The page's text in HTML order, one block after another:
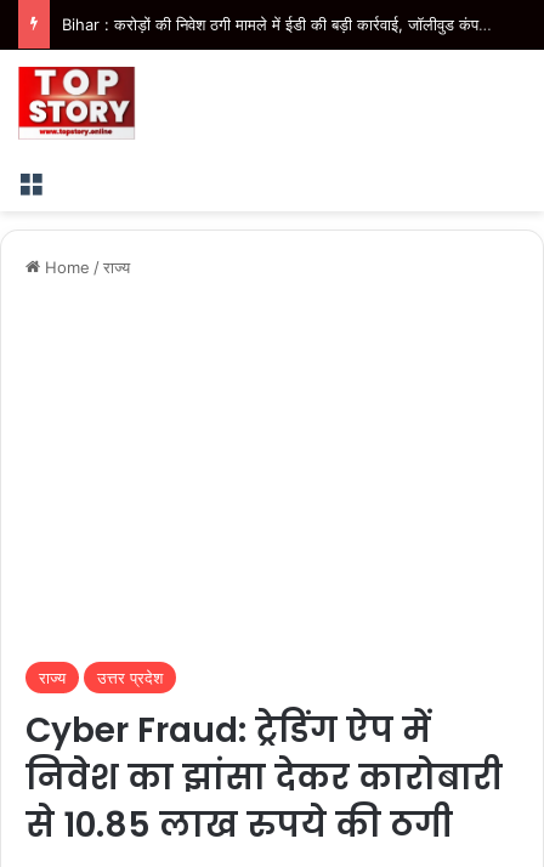
Bihar : करोड़ों की निवेश ठगी मामले में ईडी की बड़ी कार्रवाई, जॉलीवुड कंपनी के निदेशक के आवास पर छापेमारी
Menu
Home /राज्य
राज्य उत्तर प्रदेश
Cyber Fraud: ट्रेडिंग ऐप में
निवेश का झांसा देकर कारोबारी
से 10.85 लाख रुपये की ठगी